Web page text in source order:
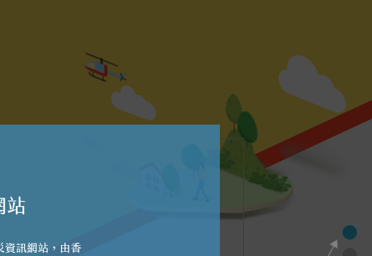
站
資訊網站，由香